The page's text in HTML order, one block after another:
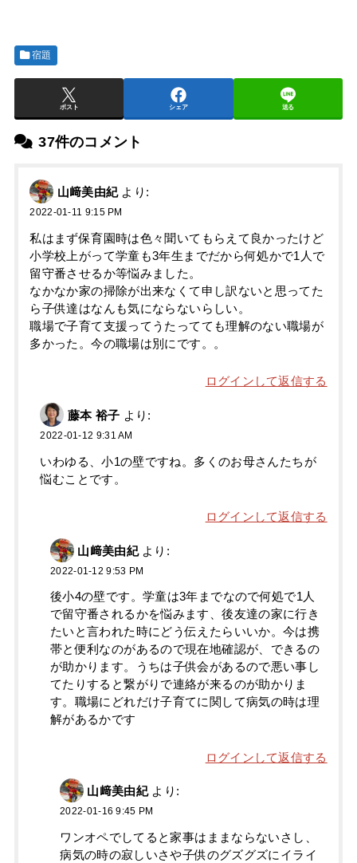
宿題
ポスト シェア 送る
37件のコメント
山﨑美由紀 より:
2022-01-11 9:15 PM
私はまず保育園時は色々聞いてもらえて良かったけど
小学校上がって学童も3年生までだから何処かで1人で
留守番させるか等悩みました。
なかなか家の掃除が出来なくて申し訳ないと思ってた
ら子供達はなんも気にならないらしい。
職場で子育て支援ってうたってても理解のない職場が
多かった。今の職場は別にです。。
ログインして返信する
藤本 裕子 より:
2022-01-12 9:31 AM
いわゆる、小1の壁ですね。多くのお母さんたちが
悩むことです。
ログインして返信する
山﨑美由紀 より:
2022-01-12 9:53 PM
後小4の壁です。学童は3年までなので何処で1人
で留守番されるかを悩みます、後友達の家に行き
たいと言われた時にどう伝えたらいいか。今は携
帯と便利なのがあるので現在地確認が、できるの
が助かります。うちは子供会があるので悪い事し
てたりすると繋がりで連絡が来るのが助かりま
す。職場にどれだけ子育てに関して病気の時は理
解があるかです
ログインして返信する
山﨑美由紀 より:
2022-01-16 9:45 PM
ワンオペでしてると家事はままならないさし、
病気の時の寂しいさや子供のグズグズにイライ